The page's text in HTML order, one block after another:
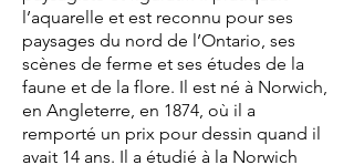
l’aquarelle et est reconnu pour ses
paysages du nord de l’Ontario, ses
scènes de ferme et ses études de la
faune et de la flore. Il est né à Norwich,
en Angleterre, en 1874, où il a
remporté un prix pour dessin quand il
avait 14 ans. Il a étudié à la Norwich